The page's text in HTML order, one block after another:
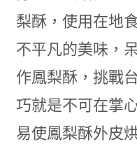
梨酥，使用在地
不平凡的美味，
作鳳梨酥，挑戰
巧就是不可在掌
易使鳳梨酥外皮